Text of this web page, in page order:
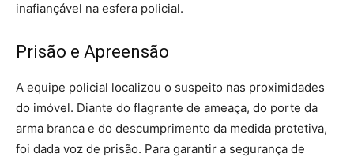
inafiançável na esfera policial.
Prisão e Apreensão
A equipe policial localizou o suspeito nas proximidades
do imóvel. Diante do flagrante de ameaça, do porte da
arma branca e do descumprimento da medida protetiva,
foi dada voz de prisão. Para garantir a segurança de